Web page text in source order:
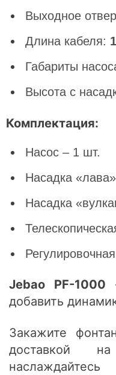
Выходное
Длина кабеля:
Габариты
Высота с
Комплектация:
Насос – 1 шт.
Насадка
Насадка
Jebao PF-1000
добавить
Закажите
доставкой